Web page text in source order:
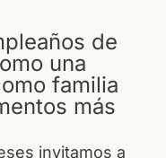
de
una
familia
más
invitamos a